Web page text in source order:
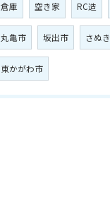
倉庫 空き家 RC造
丸亀市 坂出市 さぬ
東かがわ市